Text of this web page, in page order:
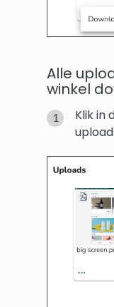
Alle
winkel
Klik in